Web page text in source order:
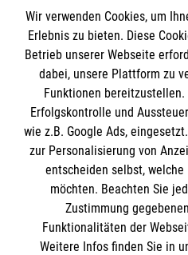
Empfänger: Malteser
IBAN: DE10 3706 0120
BIC: GENODED 1PA7
Wir verwenden Cookies, um
Erlebnis zu bieten. Diese
Betrieb unserer Webseite
dabei, unsere Plattform zu
Funktionen
Erfolgskontrolle und
wie z.B. Google Ads,
zur Personalisierung von
entscheiden selbst,
möchten. Beachten Sie
Zustimmung
Funktionalitäten der
Weitere Infos finden Sie in